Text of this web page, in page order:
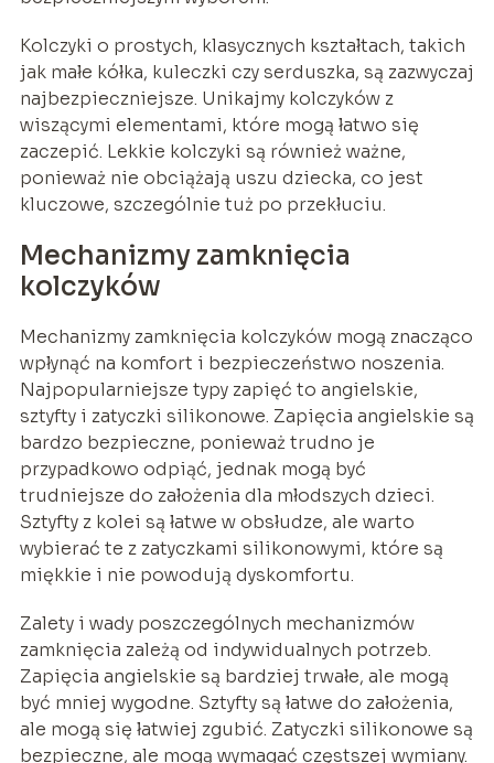
Kolczyki o prostych, klasycznych kształtach, takich
jak małe kółka, kuleczki czy serduszka, są zazwyczaj
najbezpieczniejsze. Unikajmy kolczyków z
wiszącymi elementami, które mogą łatwo się
zaczepić. Lekkie kolczyki są również ważne,
ponieważ nie obciążają uszu dziecka, co jest
kluczowe, szczególnie tuż po przekłuciu.
Mechanizmy zamknięcia
kolczyków
Mechanizmy zamknięcia kolczyków mogą znacząco
wpłynąć na komfort i bezpieczeństwo noszenia.
Najpopularniejsze typy zapięć to angielskie,
sztyfty i zatyczki silikonowe. Zapięcia angielskie są
bardzo bezpieczne, ponieważ trudno je
przypadkowo odpiąć, jednak mogą być
trudniejsze do założenia dla młodszych dzieci.
Sztyfty z kolei są łatwe w obsłudze, ale warto
wybierać te z zatyczkami silikonowymi, które są
miękkie i nie powodują dyskomfortu.
Zalety i wady poszczególnych mechanizmów
zamknięcia zależą od indywidualnych potrzeb.
Zapięcia angielskie są bardziej trwałe, ale mogą
być mniej wygodne. Sztyfty są łatwe do założenia,
ale mogą się łatwiej zgubić. Zatyczki silikonowe są
bezpieczne, ale mogą wymagać częstszej wymiany.